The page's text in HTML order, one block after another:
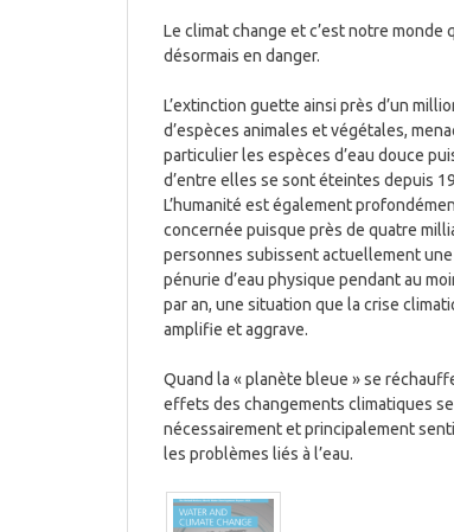
Le climat change et c’est notre monde
désormais en danger.
L’extinction guette ainsi près d’un
d’espèces animales et végétales,
particulier les espèces d’eau douce
d’entre elles se sont éteintes depuis
L’humanité est également
concernée puisque près de quatre
personnes subissent actuellement
pénurie d’eau physique pendant au
par an, une situation que la crise
amplifie et aggrave.
Quand la « planète bleue » se
effets des changements climatiques
nécessairement et principalement
les problèmes liés à l’eau.